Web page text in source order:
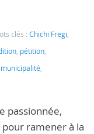
clés : Chichi Fregi,
, pétition,
municipalité,
passionnée,
ramener à la